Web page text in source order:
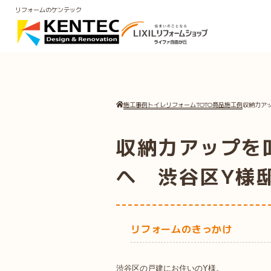
リフォームのケンテック
施工事例 トイレリフォームTOTO商品施工例収納力ア
収納力アップ
へ 渋谷区Y様
リフォームのきっかけ
渋谷区の戸建にお住いのY様。